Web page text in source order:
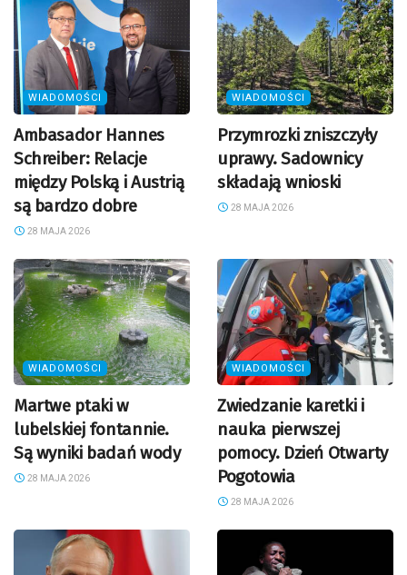
WIADOMOŚCI
Ambasador Hannes
Schreiber: Relacje
między Polską i Austrią
są bardzo dobre
28 MAJA 2026
WIADOMOŚCI
Przymrozki zniszczyły
uprawy. Sadownicy
składają wnioski
28 MAJA 2026
WIADOMOŚCI
Martwe ptaki w
lubelskiej fontannie.
Są wyniki badań wody
28 MAJA 2026
WIADOMOŚCI
Zwiedzanie karetki i
nauka pierwszej
pomocy. Dzień Otwarty
Pogotowia
28 MAJA 2026